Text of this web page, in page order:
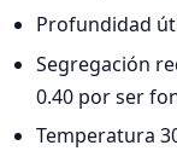
Profundidad
Segregación
0.40 por ser
Temperatura